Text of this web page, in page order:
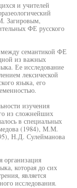
и учителей
Загировым,
ФЕ русского
семантикой ФЕ
из важных
Ее исследование
лексической
языка, его
изучения
из сложнейших
в специальных
(1984), М.М.
Н.Д. Сулейманова
организация
которая до сих
является
исследования.